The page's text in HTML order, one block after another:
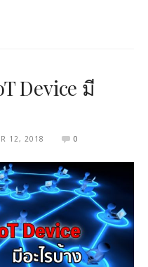
Device มี
12, 2018 0